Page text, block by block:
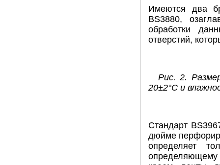
Имеются два
BS3880,
обработки
отверстий,
Рис. 2.
20±2°C и
Стандарт
дюйме
определяет
определяющему